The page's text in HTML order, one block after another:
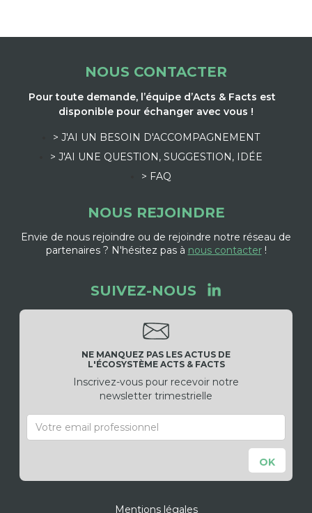
NOUS CONTACTER
Pour toute demande, l’équipe d’Acts & Facts est
disponible pour échanger avec vous !
> J'AI UN BESOIN D'ACCOMPAGNEMENT
> J'AI UNE QUESTION, SUGGESTION, IDÉE
> FAQ
NOUS REJOINDRE
Envie de nous rejoindre ou de rejoindre notre réseau de
partenaires ? N'hésitez pas à nous contacter!
SUIVEZ-NOUS
NE MANQUEZ PAS LES ACTUS DE
L'ÉCOSYSTÈME ACTS & FACTS
Inscrivez-vous pour recevoir notre
newsletter trimestrielle
Mentions légales